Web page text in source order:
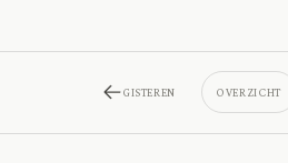
GISTEREN OVERZICHT